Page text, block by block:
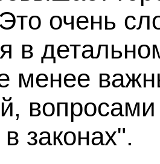
очень
в
менее
законах".